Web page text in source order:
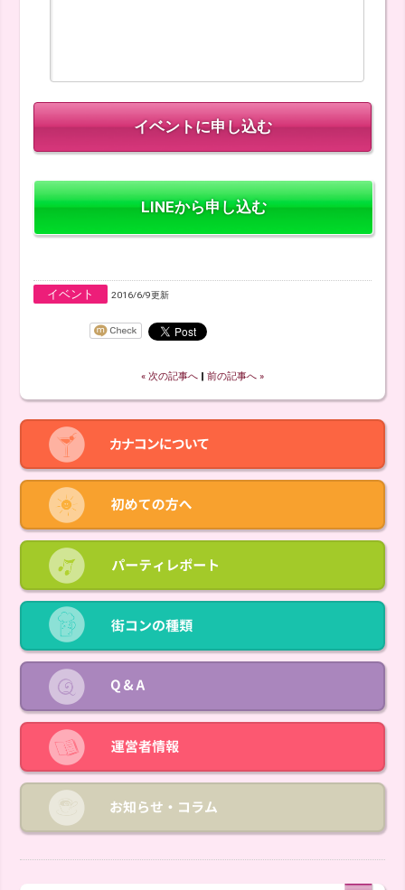
LINEから申し込む
イベント 2016/6/9更新
« 次の記事へ ‖ 前の記事へ »